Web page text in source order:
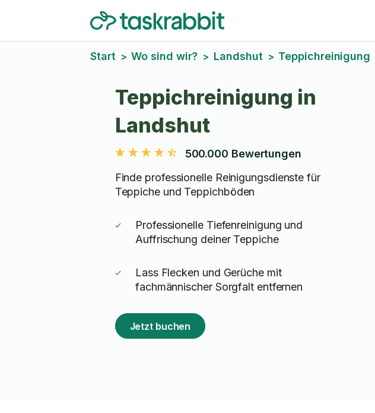
Start > Wo sind wir? > Landshut > Teppichreinigung
Teppichreinigung in
Landshut
500.000 Bewertungen
Finde professionelle Reinigungsdienste für
Teppiche und Teppichböden
Professionelle Tiefenreinigung und
Auffrischung deiner Teppiche
Lass Flecken und Gerüche mit
fachmännischer Sorgfalt entfernen
Jetzt buchen